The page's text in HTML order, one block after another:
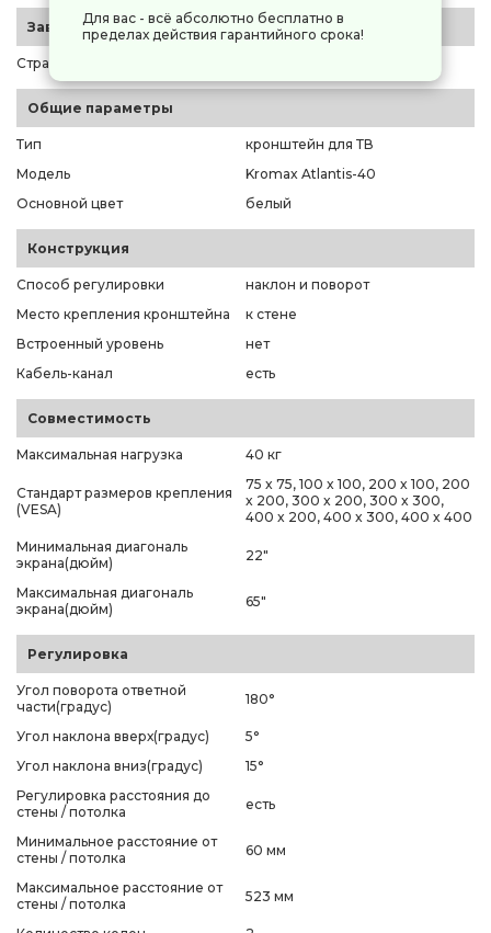
Заводские данные
Страна-производитель
Общие параметры
Тип
кронштейн для ТВ
Модель
Kromax Atlantis-40
Основной цвет
белый
Конструкция
Способ регулировки
наклон и поворот
Место крепления кронштейна
к стене
Встроенный уровень
нет
Кабель-канал
есть
Совместимость
Максимальная нагрузка 40 кг
Стандарт размеров крепления
(VESA)
75 x 75, 100 x 100, 200 x 100, 200
x 200, 300 x 200, 300 x 300,
400 x 200, 400 x 300, 400 x 400
Минимальная диагональ
экрана(дюйм)
22"
Максимальная диагональ
экрана(дюйм)
65"
Регулировка
Угол поворота ответной
части(градус)
180°
Угол наклона вверх(градус)
5°
Угол наклона вниз(градус)
15°
Регулировка расстояния до
стены / потолка
есть
Минимальное расстояние от
стены / потолка
60 мм
Максимальное расстояние от
стены / потолка
523 мм
Для вас - всё абсолютно бесплатно в
пределах действия гарантийного срока!